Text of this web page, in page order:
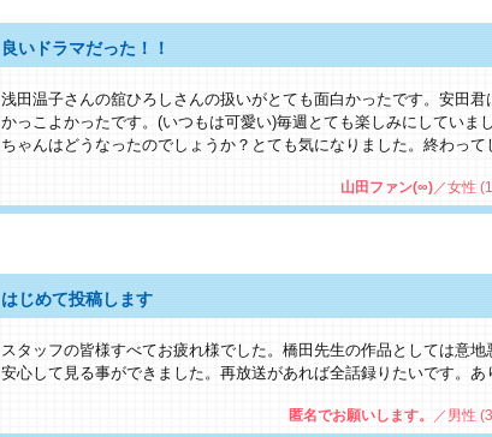
良いドラマだった！！
浅田温子さんの舘ひろしさんの扱いがとても面白かったです。安田君
かっこよかったです。(いつもは可愛い)毎週とても楽しみにしていま
ちゃんはどうなったのでしょうか？とても気になりました。終わって
山田ファン(∞) ／女性
はじめて投稿します
スタッフの皆様すべてお疲れ様でした。橋田先生の作品としては意
安心して見る事ができました。再放送があれば全話録りたいです。あ
匿名でお願いします。 ／男性